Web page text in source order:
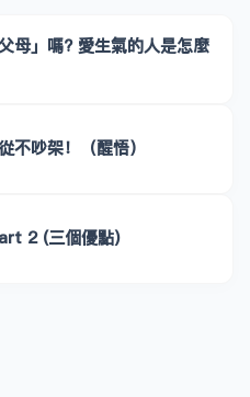
母」嗎? 愛生氣的人是怎麼
不吵架！（醒悟）
2 (三個優點)